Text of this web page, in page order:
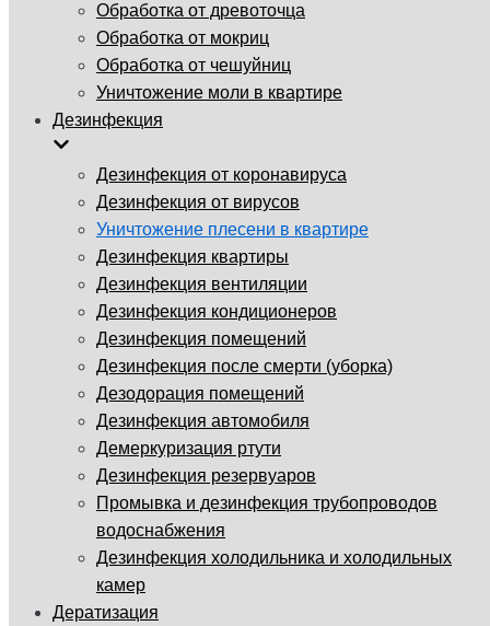
Обработка от древоточца
Обработка от мокриц
Обработка от чешуйниц
Уничтожение моли в квартире
Дезинфекция
Дезинфекция от коронавируса
Дезинфекция от вирусов
Уничтожение плесени в квартире
Дезинфекция квартиры
Дезинфекция вентиляции
Дезинфекция кондиционеров
Дезинфекция помещений
Дезинфекция после смерти (уборка)
Дезодорация помещений
Дезинфекция автомобиля
Демеркуризация ртути
Дезинфекция резервуаров
Промывка и дезинфекция трубопроводов
водоснабжения
Дезинфекция холодильника и холодильных
камер
Дератизация